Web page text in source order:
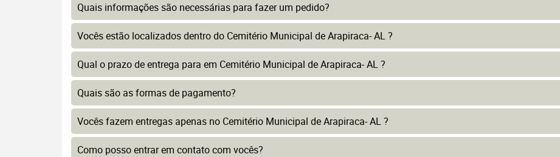
Quais informações são necessárias para fazer um pedido?
Vocês estão localizados dentro do Cemitério Municipal de Arapiraca- AL ?
Qual o prazo de entrega para em Cemitério Municipal de Arapiraca- AL ?
Quais são as formas de pagamento?
Vocês fazem entregas apenas no Cemitério Municipal de Arapiraca- AL ?
Como posso entrar em contato com vocês?